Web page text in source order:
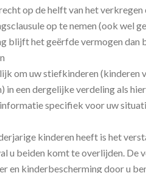
op de helft van het
op te nemen (ook wel
blijft het geërfde vermogen dan
om uw stiefkinderen (kinderen
in een dergelijke verdeling als
specifiek voor uw
kinderen heeft is het
u beiden komt te overlijden. De
en kinderbescherming door u